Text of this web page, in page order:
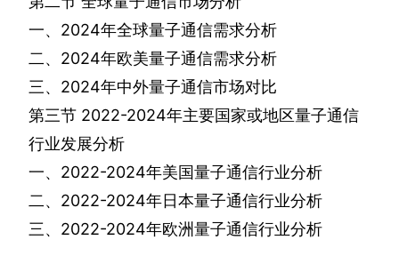
一、 2024年全球量子通信需求分析
二、 2024年欧美量子通信需求分析
三、 2024年中外量子通信市场对比
第三节 2022-2024年主要国家或地区量子通信
行业发展分析
一、 2022-2024年美国量子通信行业分析
二、 2022-2024年日本量子通信行业分析
三、 2022-2024年欧洲量子通信行业分析